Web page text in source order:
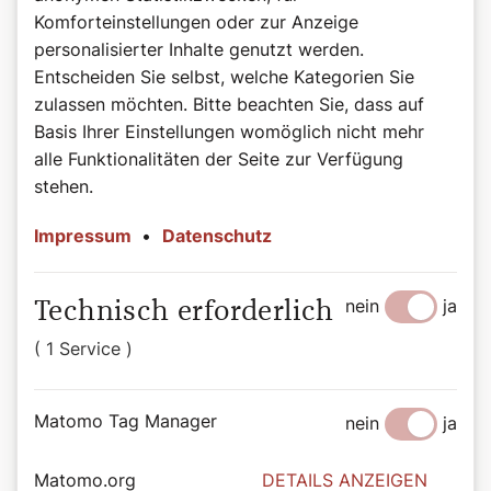
Rezept: Schokotorte
Zutaten
Teig:
140 Gramm Butter
140 Gramm Schokolade
4 Eiklar
40 Gramm Stärkemehl
Glasur:
200 Gramm Kochschokolade
3 Esslöffel Butter
Komforteinstellungen oder zur Anzeige
personalisierter Inhalte genutzt werden.
Entscheiden Sie selbst, welche Kategorien Sie
zulassen möchten. Bitte beachten Sie, dass auf
Basis Ihrer Einstellungen womöglich nicht mehr
alle Funktionalitäten der Seite zur Verfügung
stehen.
Impressum • Datenschutz
Technisch erforderlich
( 1 Service )
nein ja
Matomo Tag Manager nein ja
Matomo.org DETAILS ANZEIGEN